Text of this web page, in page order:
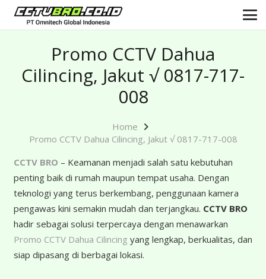
Promo CCTV Dahua
Cilincing, Jakut √ 0817-717-
008
Home
Promo CCTV Dahua Cilincing, Jakut √ 0817-717-008
CCTV BRO – Keamanan menjadi salah satu kebutuhan
penting baik di rumah maupun tempat usaha. Dengan
teknologi yang terus berkembang, penggunaan kamera
pengawas kini semakin mudah dan terjangkau. CCTV BRO
hadir sebagai solusi terpercaya dengan menawarkan
Promo CCTV Dahua Cilincing yang lengkap, berkualitas, dan
siap dipasang di berbagai lokasi.